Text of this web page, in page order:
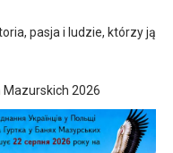
pasja i ludzie, którzy ją
Mazurskich 2026